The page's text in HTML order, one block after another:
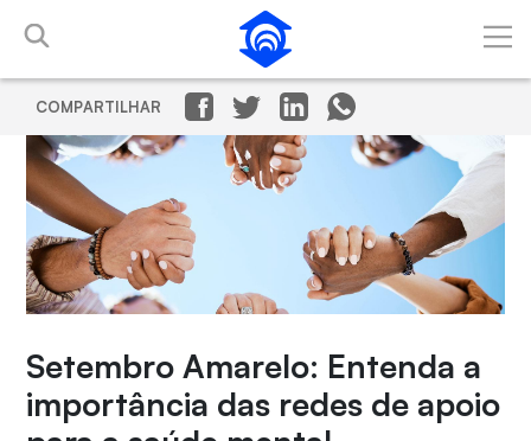
Pular para o Conteúdo principal
COMPARTILHAR
Setembro Amarelo: Entenda a
importância das redes de apoio